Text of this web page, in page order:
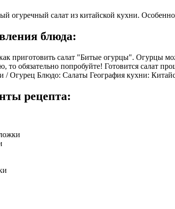
огуречный салат из китайской кухни.
блюда:
приготовить салат "Битые огурцы". Огурцы
то обязательно попробуйте! Готовится салат
Огурец Блюдо: Салаты География кухни:
рецепта: